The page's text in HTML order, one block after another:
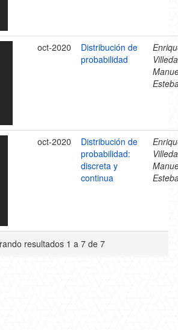
oct-2020
Distribución de
probabilidad
oct-2020
Distribución de
probabilidad:
discreta y
continua
resultados 1 a 7 de 7